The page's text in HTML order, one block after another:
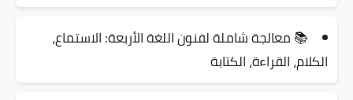
📚معالجة شاملةلفنون اللغة الأربعة: الاستماع،
الكلام، القراءة، الكتابة